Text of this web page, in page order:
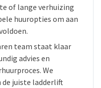
of lange verhuizing
huuropties om aan
team staat klaar
advies en
We
de juiste ladderlift